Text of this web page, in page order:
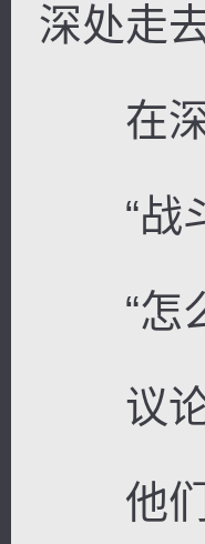
深处走去
在深
“战斗
“怎么
议论
他们